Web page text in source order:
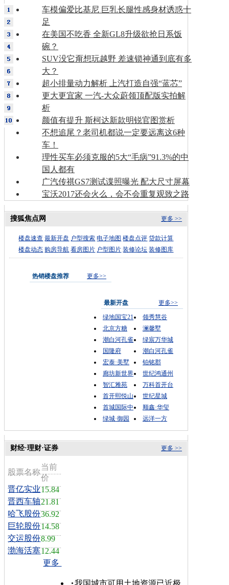
车模偏爱比基尼 巨乳长腿性感身材诱惑十
足
在美国不吃香 全新GL8升级欲抢日系饭
碗？
SUV没它甭想玩越野 差速锁神通到底有多
大？
超小排量动力解析 上汽打造自强“蓝芯”
更大更宜家 一汽-大众蔚领顶配版实拍解
析
颜值有提升 斯柯达新款明锐官图赏析
不想追尾？老司机都说一定要远离这6种
车！
理性买车必须克服的5大“毛病”91.3%的中
国人都有
广汽传祺GS7测试谍照曝光 配大尺寸屏幕
宝沃2017还会火么，会不会重复观致之路
更多 >>
搜狐焦点网
楼盘速查 最新开盘 户型搜索 电子地图 楼盘点评 贷款计算
楼盘动态 购房导航 看房图片 户型图片 装修论坛 装修图库
热销楼盘推荐 更多>>
最新开盘
更多>>
绿地国宝21
领秀慧谷
北京方糖
澜馨墅
潮白河孔雀
绿宸万华城
国隆府
潮白河孔雀
宏泰·美墅
铂铭郡
廊坊新世界
世纪鸿通州
智汇雅苑
万科首开台
首开熙悦山
世纪星城
首城国际中
顺鑫·华玺
绿城·御园
远洋一方
更多 >>
财经·理财·证券
股票名称
当前
价
晋亿实业15.84
晋西车轴21.81
哈飞股份36.92
巨轮股份14.58
交运股份8.99
渤海活塞12.44
更多
我国城市可用土地资源已近极